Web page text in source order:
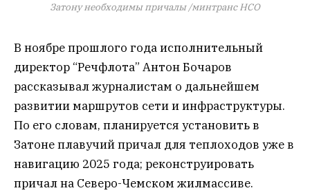
Затону необходимы причалы /минтранс НСО
В ноябре прошлого года исполнительный
директор “Речфлота” Антон Бочаров
рассказывал журналистам о дальнейшем
развитии маршрутов сети и инфраструктуры.
По его словам, планируется установить в
Затоне плавучий причал для теплоходов уже в
навигацию 2025 года; реконструировать
причал на Северо-Чемском жилмассиве.